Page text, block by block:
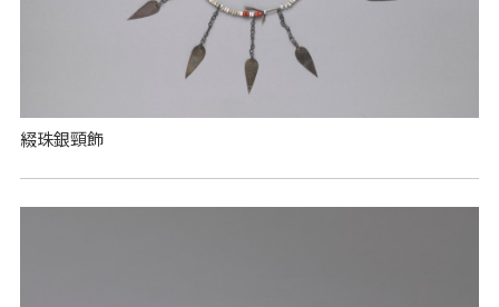
綴珠銀頸飾